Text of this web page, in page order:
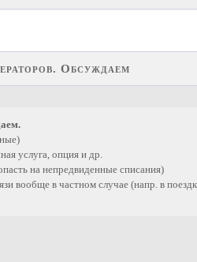
Обсуждаем
услуга, опция и др.
на непредвиденные списания)
вообще в частном случае (напр. в